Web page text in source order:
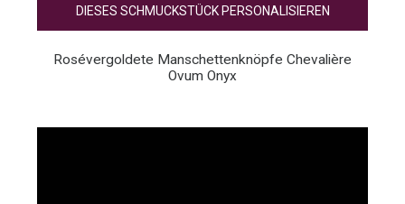
DIESES SCHMUCKSTÜCK PERSONALISIEREN
Rosévergoldete Manschettenknöpfe Chevalière
Ovum Onyx